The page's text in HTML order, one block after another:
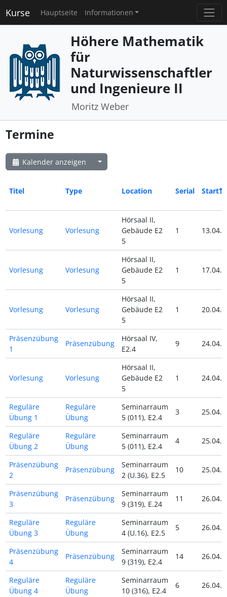
Kurse Hauptseite Informationen
Höhere Mathematik
für
Naturwissenschaftler
und Ingenieure II
Moritz Weber
Termine
Kalender anzeigen
Titel Type Location Serial Start
Vorlesung Vorlesung
Hörsaal II,
Gebäude E2
5
1
Vorlesung Vorlesung
Hörsaal II,
Gebäude E2
5
1
Vorlesung Vorlesung
Hörsaal II,
Gebäude E2
5
1
Präsenzübung
1
Präsenzübung
Hörsaal IV,
E2.4
9
Vorlesung Vorlesung
Hörsaal II,
Gebäude E2
5
1
Reguläre
Übung 1
Reguläre
Übung
Seminarraum
5 (011), E2.4
3
Reguläre
Übung 2
Reguläre
Übung
Seminarraum
5 (011), E2.4
4
Präsenzübung
2
Präsenzübung
Seminarraum
2 (U.36), E2.5
10
Präsenzübung
3
Präsenzübung
Seminarraum
9 (319), E.24
11
Reguläre
Übung 3
Reguläre
Übung
Seminarraum
4 (U.16), E2.5
5
Präsenzübung
4
Präsenzübung
Seminarraum
9 (319), E2.4
14
Reguläre
Übung 4
Reguläre
Übung
Seminarraum
10 (316), E2.4
6